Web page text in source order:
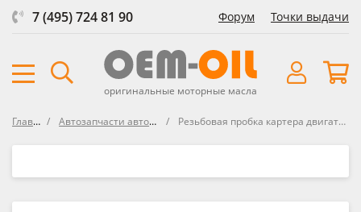
7 (495) 724 81 90 Форум Точки выдачи
оригинальные моторные масла
Главная Автозапчасти автосозданные Резьбовая пробка картера двигателя Metalcaucho